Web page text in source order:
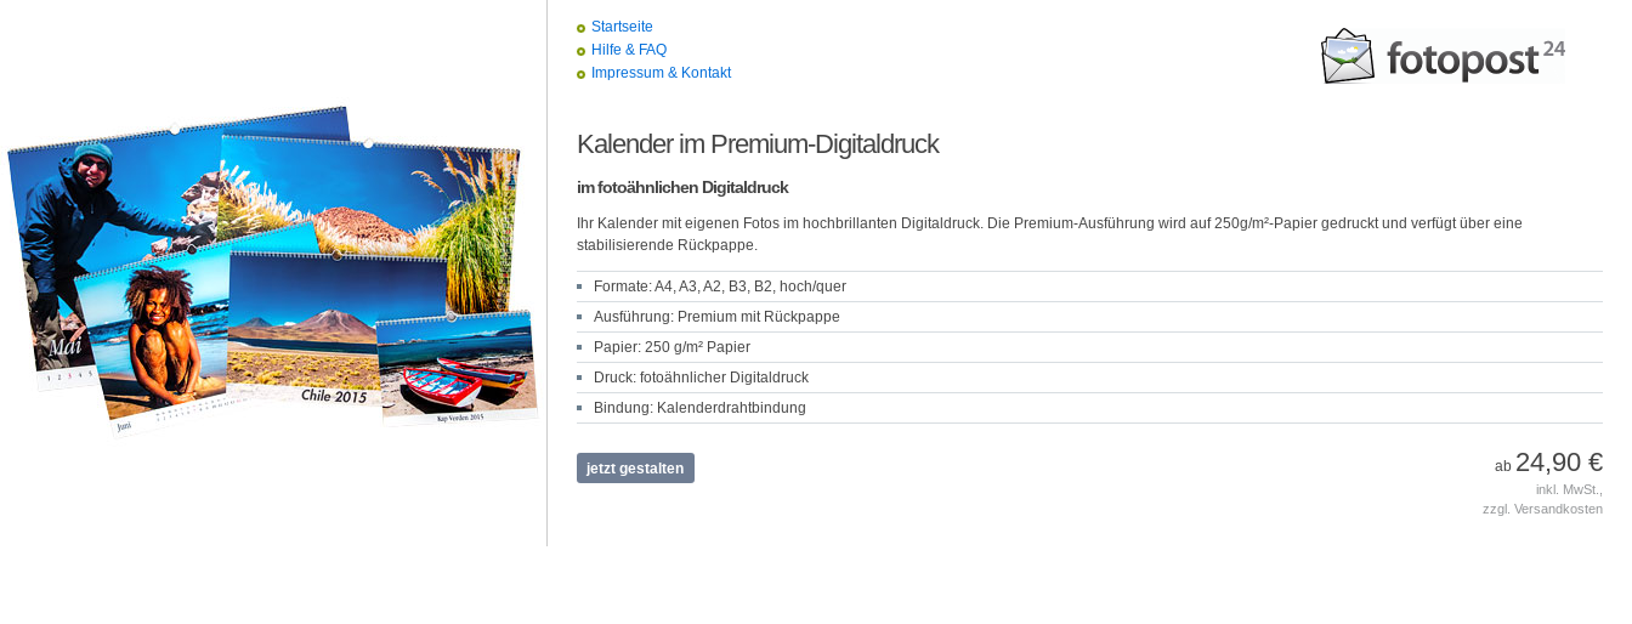
Startseite
Hilfe & FAQ
Impressum & Kontakt
Kalender im Premium-Digitaldruck
im fotoähnlichen Digitaldruck
Ihr Kalender mit eigenen Fotos im hochbrillanten Digitaldruck. Die Premium-Ausführung wird auf 250g/m²-Papier gedruckt und verfügt über eine
stabilisierende Rückpappe.
Formate: A4, A3, A2, B3, B2, hoch/quer
Ausführung: Premium mit Rückpappe
Papier: 250 g/m² Papier
Druck: fotoähnlicher Digitaldruck
Bindung: Kalenderdrahtbindung
jetzt gestalten ab 24,90 €
inkl. MwSt.,
zzgl. Versandkosten